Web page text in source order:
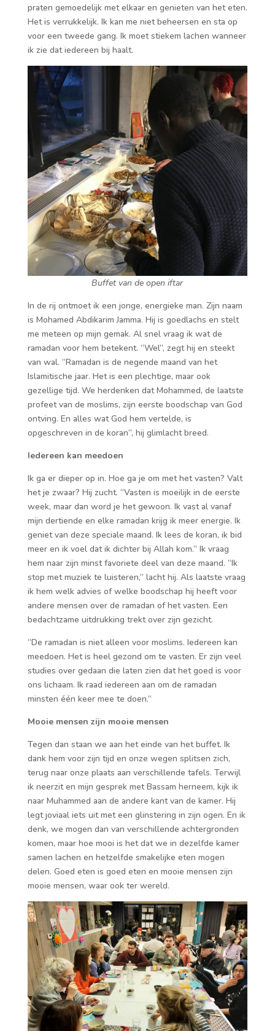
praten gemoedelijk met elkaar en genieten van het eten.
Het is verrukkelijk. Ik kan me niet beheersen en sta op
voor een tweede gang. Ik moet stiekem lachen wanneer
ik zie dat iedereen bij haalt.
Buffet van de open iftar
In de rij ontmoet ik een jonge, energieke man. Zijn naam
is Mohamed Abdikarim Jamma. Hij is goedlachs en stelt
me meteen op mijn gemak. Al snel vraag ik wat de
ramadan voor hem betekent. “Wel”, zegt hij en steekt
van wal. “Ramadan is de negende maand van het
Islamitische jaar. Het is een plechtige, maar ook
gezellige tijd. We herdenken dat Mohammed, de laatste
profeet van de moslims, zijn eerste boodschap van God
ontving. En alles wat God hem vertelde, is
opgeschreven in de koran”, hij glimlacht breed.
Iedereen kan meedoen
Ik ga er dieper op in. Hoe ga je om met het vasten? Valt
het je zwaar? Hij zucht. “Vasten is moeilijk in de eerste
week, maar dan word je het gewoon. Ik vast al vanaf
mijn dertiende en elke ramadan krijg ik meer energie. Ik
geniet van deze speciale maand. Ik lees de koran, ik bid
meer en ik voel dat ik dichter bij Allah kom.” Ik vraag
hem naar zijn minst favoriete deel van deze maand. “Ik
stop met muziek te luisteren,” lacht hij. Als laatste vraag
ik hem welk advies of welke boodschap hij heeft voor
andere mensen over de ramadan of het vasten. Een
bedachtzame uitdrukking trekt over zijn gezicht.
“De ramadan is niet alleen voor moslims. Iedereen kan
meedoen. Het is heel gezond om te vasten. Er zijn veel
studies over gedaan die laten zien dat het goed is voor
ons lichaam. Ik raad iedereen aan om de ramadan
minsten één keer mee te doen.”
Mooie mensen zijn mooie mensen
Tegen dan staan we aan het einde van het buffet. Ik
dank hem voor zijn tijd en onze wegen splitsen zich,
terug naar onze plaats aan verschillende tafels. Terwijl
ik neerzit en mijn gesprek met Bassam herneem, kijk ik
naar Muhammed aan de andere kant van de kamer. Hij
legt joviaal iets uit met een glinstering in zijn ogen. En ik
denk, we mogen dan van verschillende achtergronden
komen, maar hoe mooi is het dat we in dezelfde kamer
samen lachen en hetzelfde smakelijke eten mogen
delen. Goed eten is goed eten en mooie mensen zijn
mooie mensen, waar ook ter wereld.